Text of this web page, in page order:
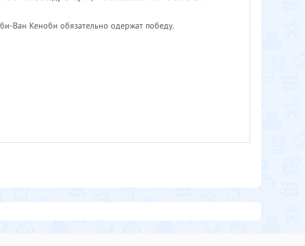
Ван Кеноби обязательно одержат победу.